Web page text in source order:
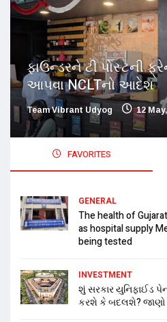
ફાઉન્ડરને ટી પોસ્ટની
આપવા NCLTનો આદેશ
Team Vibrant Udyog 12
FAVORITES
GENERAL
The health of
as hospital supply
being tested
INVESTMENT
શું સરકાર યુનિફાઈડ
કરશે કે બદલશે?